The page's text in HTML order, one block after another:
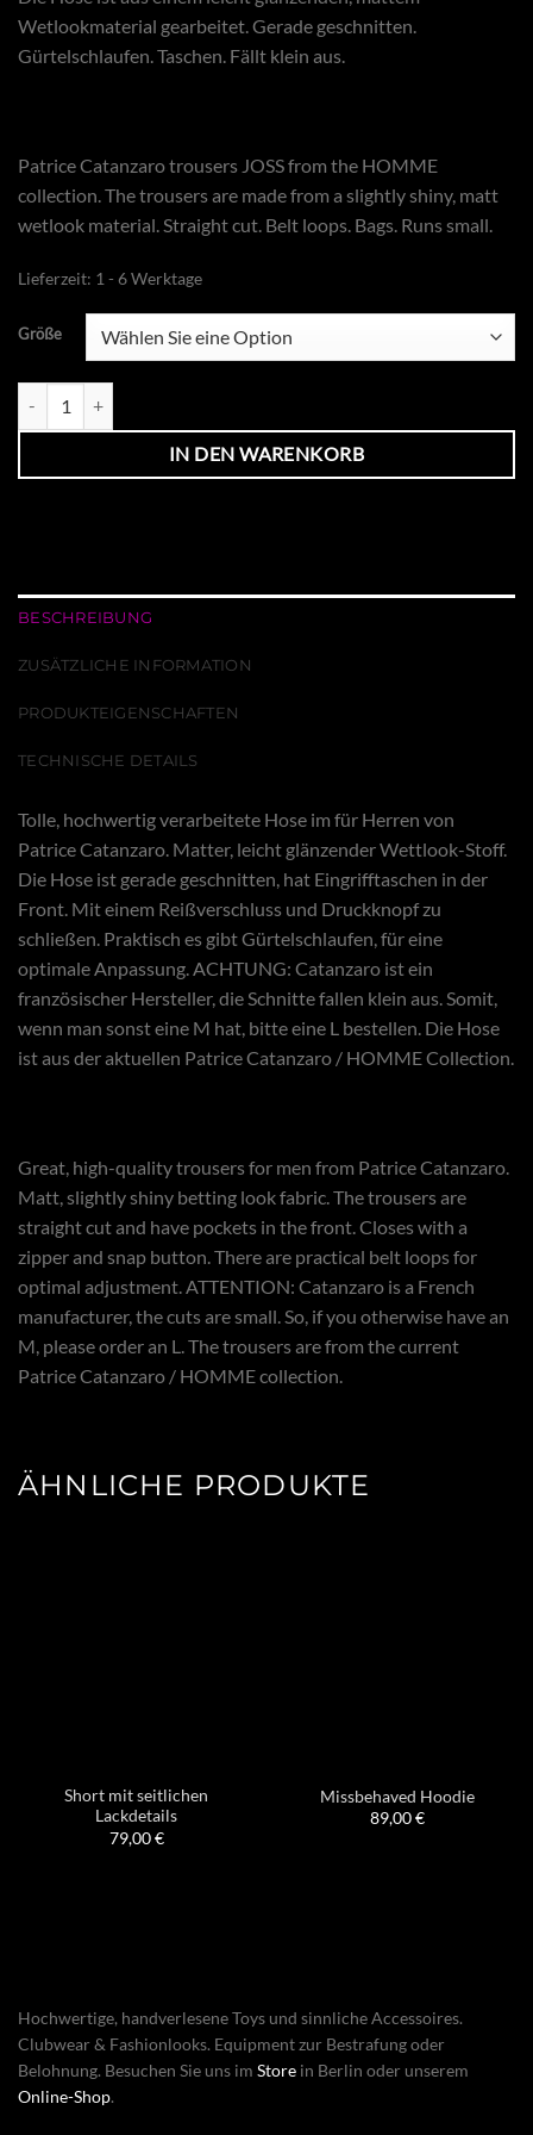
Wetlookmaterial gearbeitet. Gerade geschnitten.
Gürtelschlaufen. Taschen. Fällt klein aus.
Patrice Catanzaro trousers JOSS from the HOMME
collection. The trousers are made from a slightly shiny, matt
wetlook material. Straight cut. Belt loops. Bags. Runs small.
Lieferzeit: 1 - 6 Werktage
Größe
IN DEN WARENKORB
BESCHREIBUNG
ZUSÄTZLICHE INFORMATION
PRODUKTEIGENSCHAFTEN
TECHNISCHE DETAILS
Tolle, hochwertig verarbeitete Hose im für Herren von
Patrice Catanzaro. Matter, leicht glänzender Wettlook-Stoff.
Die Hose ist gerade geschnitten, hat Eingrifftaschen in der
Front. Mit einem Reißverschluss und Druckknopf zu
schließen. Praktisch es gibt Gürtelschlaufen, für eine
optimale Anpassung. ACHTUNG: Catanzaro ist ein
französischer Hersteller, die Schnitte fallen klein aus. Somit,
wenn man sonst eine M hat, bitte eine L bestellen. Die Hose
ist aus der aktuellen Patrice Catanzaro / HOMME Collection.
Great, high-quality trousers for men from Patrice Catanzaro.
Matt, slightly shiny betting look fabric. The trousers are
straight cut and have pockets in the front. Closes with a
zipper and snap button. There are practical belt loops for
optimal adjustment. ATTENTION: Catanzaro is a French
manufacturer, the cuts are small. So, if you otherwise have an
M, please order an L. The trousers are from the current
Patrice Catanzaro / HOMME collection.
ÄHNLICHE PRODUKTE
Short mit seitlichen
Lackdetails
79,00€
Missbehaved Hoodie
89,00€
Hochwertige, handverlesene Toys und sinnliche Accessoires.
Clubwear & Fashionlooks. Equipment zur Bestrafung oder
Belohnung. Besuchen Sie uns im Store in Berlin oder unserem
Online-Shop.